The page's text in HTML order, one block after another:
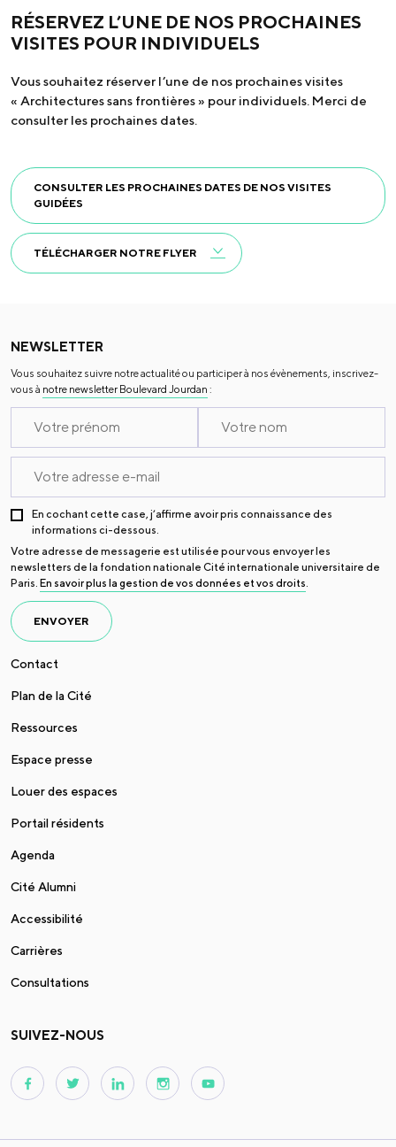
RÉSERVEZ L’UNE DE NOS PROCHAINES
VISITES POUR INDIVIDUELS
Vous souhaitez réserver l’une de nos prochaines visites
« Architectures sans frontières » pour individuels. Merci de
consulter les prochaines dates.
CONSULTER LES PROCHAINES DATES DE NOS VISITES
GUIDÉES
TÉLÉCHARGER NOTRE FLYER
NEWSLETTER
Vous souhaitez suivre notre actualité ou participer à nos évènements, inscrivez-
vous à notre newsletter Boulevard Jourdan :
En cochant cette case, j’affirme avoir pris connaissance des
informations ci-dessous.
Votre adresse de messagerie est utilisée pour vous envoyer les
newsletters de la fondation nationale Cité internationale universitaire de
Paris. En savoir plus la gestion de vos données et vos droits.
ENVOYER
Contact
Plan de la Cité
Ressources
Espace presse
Louer des espaces
Portail résidents
Agenda
Cité Alumni
Accessibilité
Carrières
Consultations
SUIVEZ-NOUS